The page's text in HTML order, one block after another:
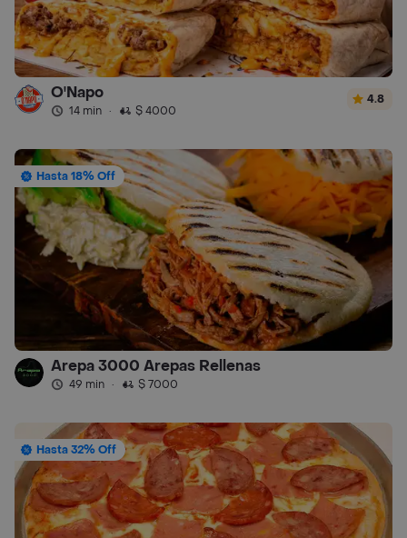
O'Napo
14 min · $ 4000
4.8
Hasta 18% Off
Arepa 3000 Arepas Rellenas
49 min · $ 7000
Hasta 32% Off